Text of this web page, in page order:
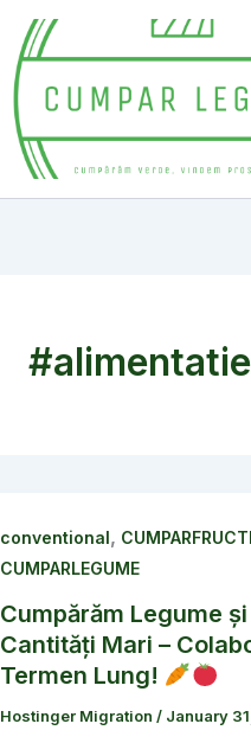
conventional,
CUMPARLEGUME
Cumpărăm Legume
Cantități Mari –
Termen Lung!
Hostinger Migration / January